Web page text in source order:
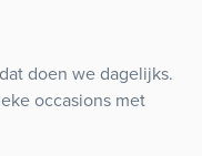
doen we dagelijks.
occasions met